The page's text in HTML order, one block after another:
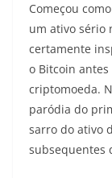
Começou
um ativo sério
certamente
o Bitcoin
criptomoeda.
paródia do
sarro do ativo
subsequentes